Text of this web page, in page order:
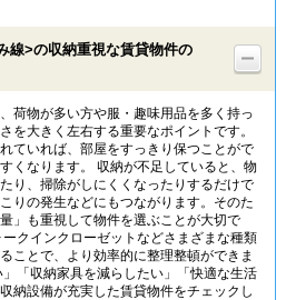
不動産会社から
線>の収納重視な賃貸物件の
荷物が多い方や服・趣味用品を多く持っ
を大きく左右する重要なポイントです。
ていれば、部屋をすっきり保つことがで
くなります。 収納が不足していると、物
り、掃除がしにくくなったりするだけで
りの発生などにもつながります。そのた
」も重視して物件を選ぶことが大切で
クインクローゼットなどさまざまな種類
ことで、より効率的に整理整頓ができま
「収納家具を減らしたい」「快適な生活
納設備が充実した賃貸物件をチェックし